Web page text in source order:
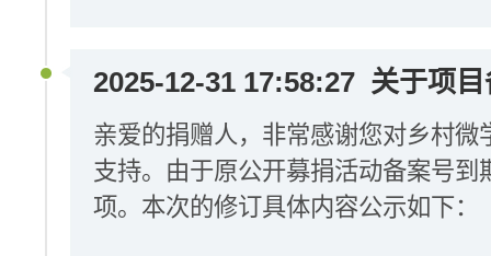
2025-12-31 17:58:27 关于项
亲爱的捐赠人，非常感谢您对乡村
支持。由于原公开募捐活动备案号到
项。本次的修订具体内容公示如下：